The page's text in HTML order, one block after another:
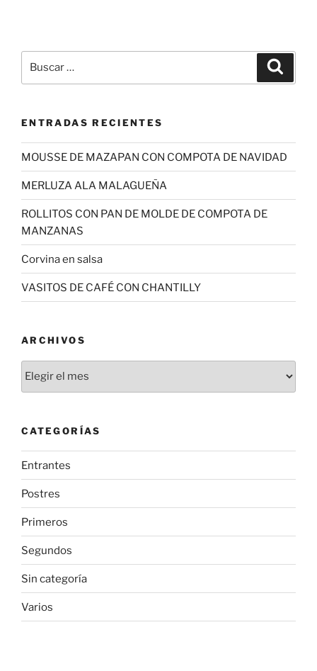
por:
ENTRADAS RECIENTES
MOUSSE DE MAZAPAN CON COMPOTA DE NAVIDAD
MERLUZA ALA MALAGUEÑA
ROLLITOS CON PAN DE MOLDE DE COMPOTA DE
MANZANAS
Corvina en salsa
VASITOS DE CAFÉ CON CHANTILLY
ARCHIVOS
CATEGORÍAS
Entrantes
Postres
Primeros
Segundos
Sin categoría
Varios